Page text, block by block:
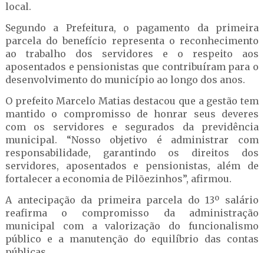
local.
Segundo a Prefeitura, o pagamento da primeira
parcela do benefício representa o reconhecimento
ao trabalho dos servidores e o respeito aos
aposentados e pensionistas que contribuíram para o
desenvolvimento do município ao longo dos anos.
O prefeito Marcelo Matias destacou que a gestão tem
mantido o compromisso de honrar seus deveres
com os servidores e segurados da previdência
municipal. “Nosso objetivo é administrar com
responsabilidade, garantindo os direitos dos
servidores, aposentados e pensionistas, além de
fortalecer a economia de Pilõezinhos”, afirmou.
A antecipação da primeira parcela do 13º salário
reafirma o compromisso da administração
municipal com a valorização do funcionalismo
público e a manutenção do equilíbrio das contas